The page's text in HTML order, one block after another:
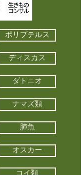
ポリプテルス
ディスカス
ダトニオ
ナマズ類
肺魚
オスカー